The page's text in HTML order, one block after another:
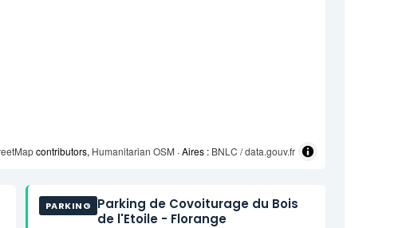
contributors, Humanitarian OSM · Aires : BNLC / data.gouv.fr
PARKING
Parking de Covoiturage du Bois
de l'Etoile - Florange